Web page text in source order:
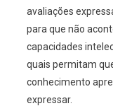
avaliações
para que não
capacidades
quais permitam
conhecimento
expressar.